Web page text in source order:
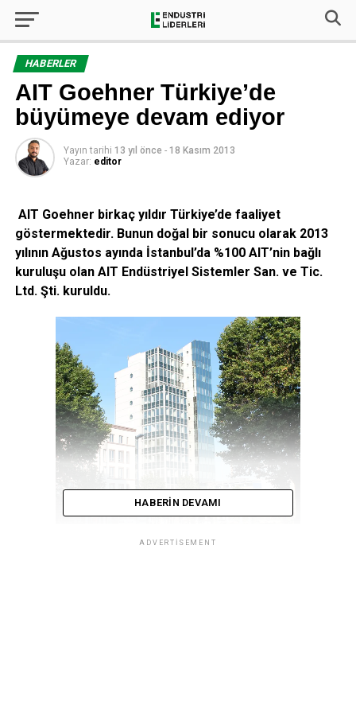
HABERLER
AIT Goehner Türkiye’de
büyümeye devam ediyor
Yayın tarihi 13 yıl önce - 18 Kasım 2013
Yazar: editor
AIT Goehner birkaç yıldır Türkiye’de faaliyet
göstermektedir. Bunun doğal bir sonucu olarak 2013
yılının Ağustos ayında İstanbul’da %100 AIT’nin bağlı
kuruluşu olan AIT Endüstriyel Sistemler San. ve Tic.
Ltd. Şti. kuruldu.
HABERIN DEVAMI
ADVERTISEMENT